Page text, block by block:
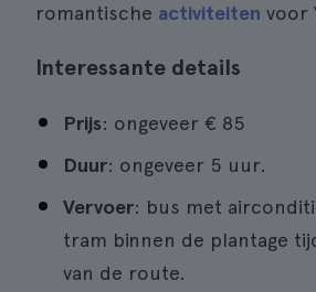
romantische activiteiten voor
Interessante details
Prijs: ongeveer € 85
Duur: ongeveer 5 uur.
Vervoer: bus met
tram binnen de plantage
van de route.